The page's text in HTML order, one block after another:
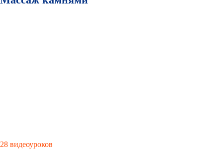
28 видеоуроков